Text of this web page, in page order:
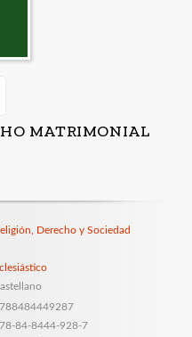
MATRIMONIAL
Derecho y Sociedad
84-8444-928-7